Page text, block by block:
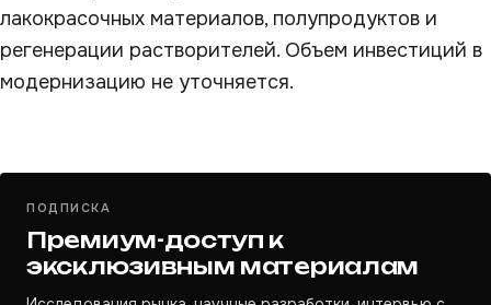
лакокрасочных материалов, полупродуктов и
регенерации растворителей. Объем инвестиций в
модернизацию не уточняется.
ПОДПИСКА
Премиум-доступ к
эксклюзивным материалам